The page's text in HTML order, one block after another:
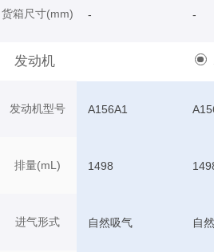
货箱尺寸(mm)
发动机
发动机型号
排量(mL)
进气形式
- -
A156A1
1498
自然吸气 自